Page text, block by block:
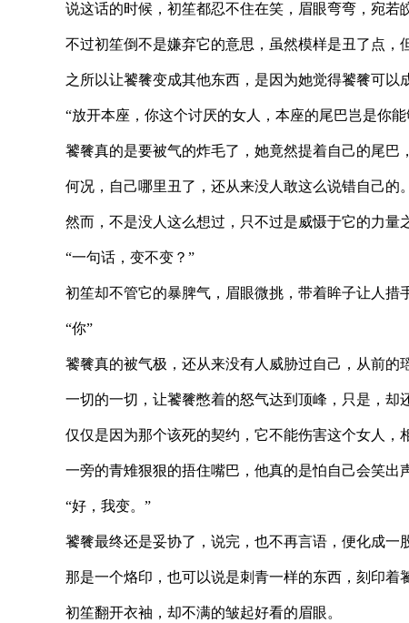
说这话的时候，初笙都忍不住在笑，眉眼弯弯，宛若皎
不过初笙倒不是嫌弃它的意思，虽然模样是丑了点，但
之所以让饕餮变成其他东西，是因为她觉得饕餮可以成为
“放开本座，你这个讨厌的女人，本座的尾巴岂是你能
饕餮真的是要被气的炸毛了，她竟然提着自己的尾巴，
何况，自己哪里丑了，还从来没人敢这么说错自己的。
然而，不是没人这么想过，只不过是威慑于它的力量之
“一句话，变不变？”
初笙却不管它的暴脾气，眉眼微挑，带着眸子让人措手
“你”
饕餮真的被气极，还从来没有人威胁过自己，从前的瑶
一切的一切，让饕餮憋着的怒气达到顶峰，只是，却还
仅仅是因为那个该死的契约，它不能伤害这个女人，相
一旁的青雉狠狠的捂住嘴巴，他真的是怕自己会笑出声
“好，我变。”
饕餮最终还是妥协了，说完，也不再言语，便化成一股
那是一个烙印，也可以说是刺青一样的东西，刻印着饕
初笙翻开衣袖，却不满的皱起好看的眉眼。